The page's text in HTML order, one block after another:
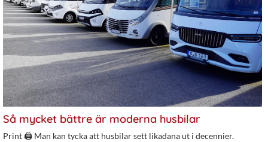
Så mycket bättre är moderna husbilar
Print 🖨 Man kan tycka att husbilar sett likadana ut i decennier.